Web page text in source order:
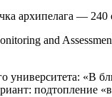
архипелага — 240
and
университета: «В
подтопление